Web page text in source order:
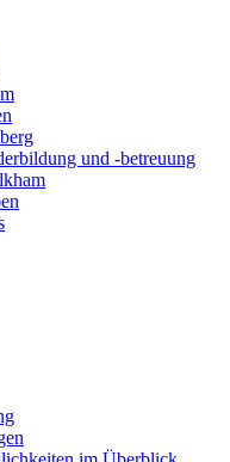
und -betreuung